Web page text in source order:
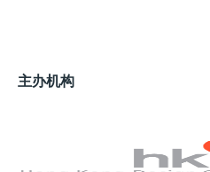
主办机构